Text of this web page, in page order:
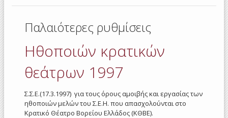
Παλαιότερες ρυθμίσεις
Ηθοποιών κρατικών
θεάτρων 1997
Σ.Σ.Ε.(17.3.1997) για τους όρους αμοιβής και εργασίας των
ηθοποιών μελών του Σ.Ε.Η. που απασχολούνται στο
Κρατικό Θέατρο Βορείου Ελλάδος (ΚΘΒΕ).